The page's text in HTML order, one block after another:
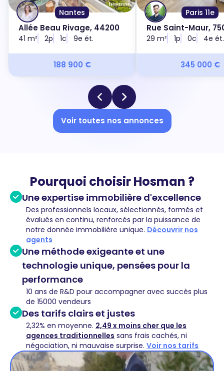
Nantes
Allée Beau Rivage, 44200
41 m² 2p 1c 9e ét.
188 900 €
Paris 11e
Rue Saint-Maur,
29 m² 1p 0c 4e ét.
345 000 €
Voir toutes nos annonces
Pourquoi choisir Hosman ?
Une expertise immobilière d'excellence
Des professionnels locaux, sélectionnés, formés et
évalués en continu, renforcés par la puissance de
notre donnée immobilière unique. Découvrir nos
agents
Une méthode exigeante et une
technologie unique, pensées pour la
performance
10 ans de R&D pour accompagner avec succès plus
de 15000 vendeurs
Des tarifs clairs et justes
2,32% en moyenne. 2,49 x moins cher que les
agences traditionnelles sans frais cachés, ni
négociation, ni mauvaise surprise. Voir nos tarifs